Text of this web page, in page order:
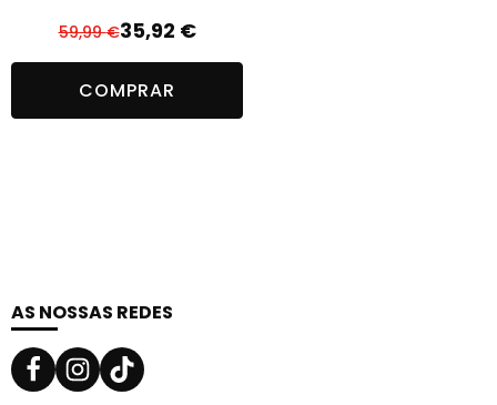
59,99€ O
preço
original
era:
35,92 €
O
preço
atual
é:
COMPRAR
AS NOSSAS REDES